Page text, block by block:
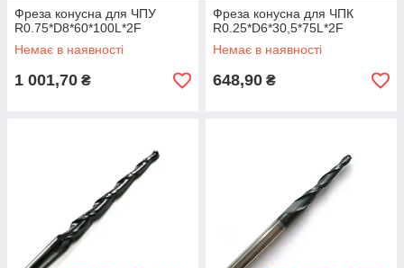
Фреза конусна для ЧПУ
R0.75*D8*60*100L*2F
Немає в наявності
1 001,70 ₴
Фреза конусна для ЧПК
R0.25*D6*30,5*75L*2F
Немає в наявності
648,90 ₴